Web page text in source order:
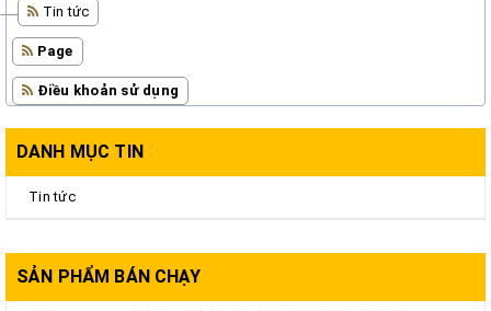
Tin tức
Page
Điều khoản sử dụng
DANH MỤC TIN
Tin tức
SẢN PHẨM BÁN CHẠY